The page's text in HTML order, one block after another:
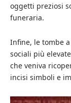
oggetti preziosi
funeraria.
Infine, le tombe
sociali più
che veniva
incisi simboli e